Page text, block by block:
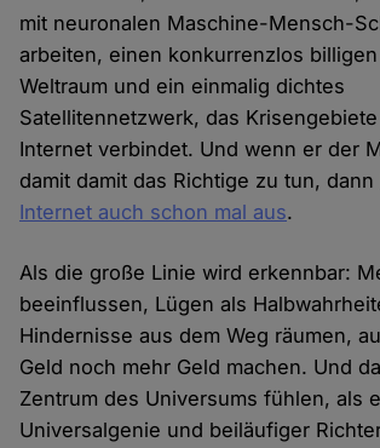
mit neuronalen Maschine-Mensch-
arbeiten, einen konkurrenzlos
Weltraum und ein einmalig dichtes
Satellitennetzwerk, das
Internet verbindet. Und wenn er der
damit damit das Richtige zu tun, dann
Internet auch schon mal aus.
Als die große Linie wird erkennbar:
beeinflussen, Lügen als
Hindernisse aus dem Weg räumen,
Geld noch mehr Geld machen. Und
Zentrum des Universums fühlen, als
Universalgenie und beiläufiger